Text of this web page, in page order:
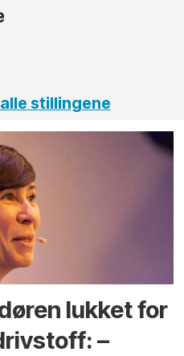
stillingene
lukket for
–